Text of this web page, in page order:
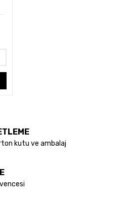
kutu ve ambalaj